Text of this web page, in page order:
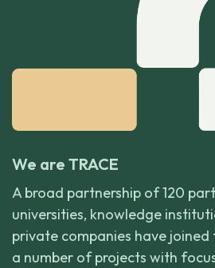
We are TRACE
A broad partnership of 120
universities, knowledge
private companies have
a number of projects with